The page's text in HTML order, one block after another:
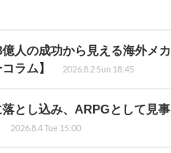
人の成功から見える海外メカ
ラム】
2026.8.2 Sun 18:45
とし込み、ARPGとして見事
2026.8.4 Tue 15:00